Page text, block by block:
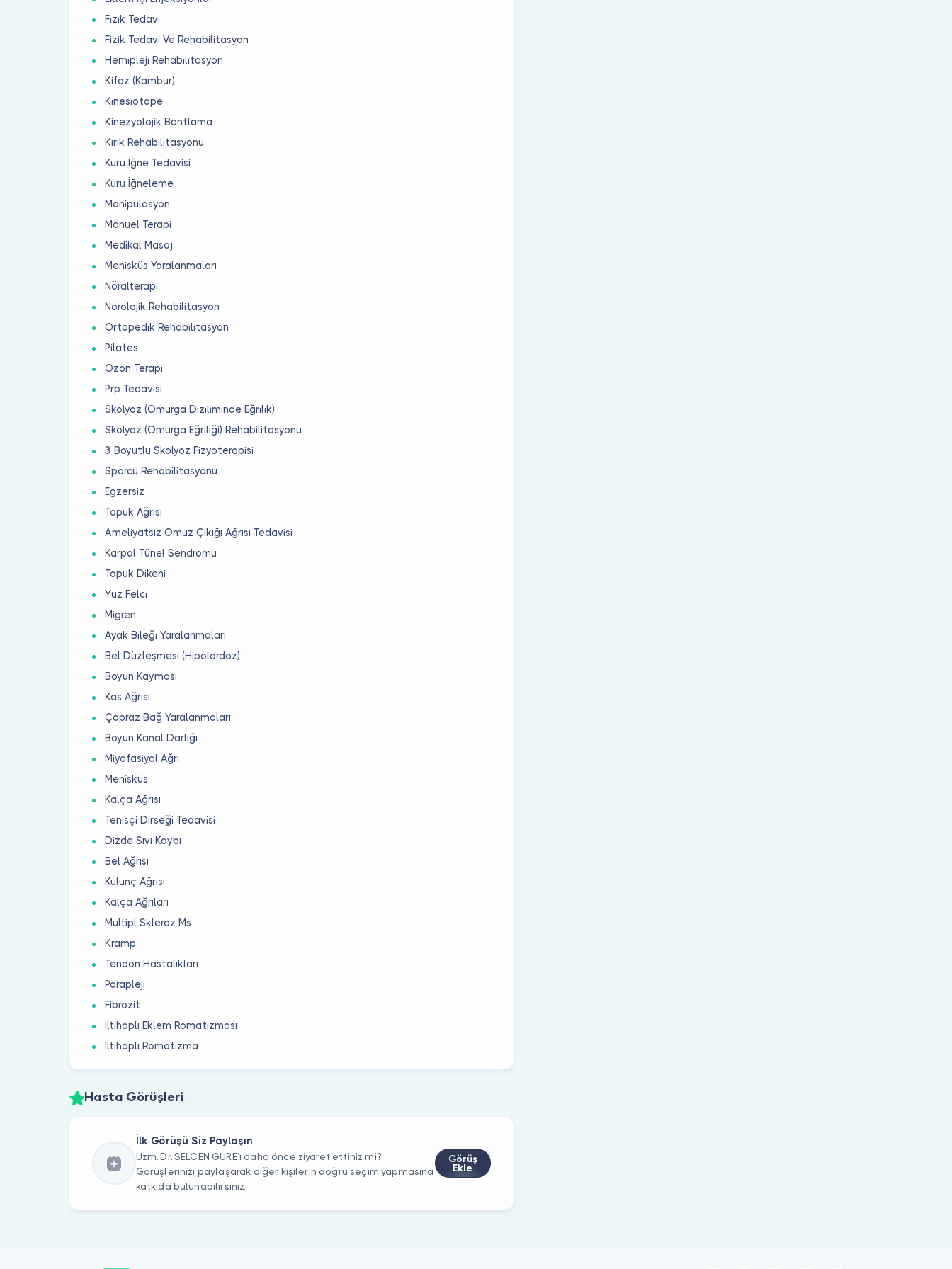
Fizik Tedavi
Fizik Tedavi Ve Rehabilitasyon
Hemipleji Rehabilitasyon
Kifoz (Kambur)
Kinesiotape
Kinezyolojik Bantlama
Kırık Rehabilitasyonu
Kuru İğne Tedavisi
Kuru İğneleme
Manipülasyon
Manuel Terapi
Medikal Masaj
Menisküs Yaralanmaları
Nöralterapi
Nörolojik Rehabilitasyon
Ortopedik Rehabilitasyon
Pilates
Ozon Terapi
Prp Tedavisi
Skolyoz (Omurga Diziliminde Eğrilik)
Skolyoz (Omurga Eğriliği) Rehabilitasyonu
3 Boyutlu Skolyoz Fizyoterapisi
Sporcu Rehabilitasyonu
Egzersiz
Topuk Ağrısı
Ameliyatsız Omuz Çıkığı Ağrısı Tedavisi
Karpal Tünel Sendromu
Topuk Dikeni
Yüz Felci
Migren
Ayak Bileği Yaralanmaları
Bel Düzleşmesi (Hipolordoz)
Boyun Kayması
Kas Ağrısı
Çapraz Bağ Yaralanmaları
Boyun Kanal Darlığı
Miyofasiyal Ağrı
Menisküs
Kalça Ağrısı
Tenisçi Dirseği Tedavisi
Dizde Sıvı Kaybı
Bel Ağrısı
Kulunç Ağrısı
Kalça Ağrıları
Multipl Skleroz Ms
Kramp
Tendon Hastalıkları
Parapleji
Fibrozit
İltihaplı Eklem Romatizması
İltihaplı Romatizma
Hasta Görüşleri
İlk Görüşü Siz Paylaşın
Uzm. Dr. SELCEN GÜRE’ı daha önce ziyaret ettiniz mi?
Görüşlerinizi paylaşarak diğer kişilerin doğru seçim yapmasına
katkıda bulunabilirsiniz.
Görüş
Ekle